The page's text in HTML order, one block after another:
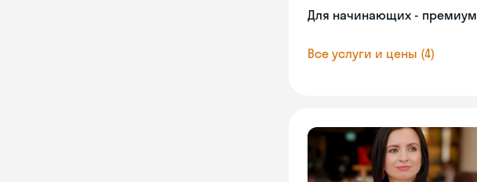
Для начинающих - премиум
Все услуги и цены (4)